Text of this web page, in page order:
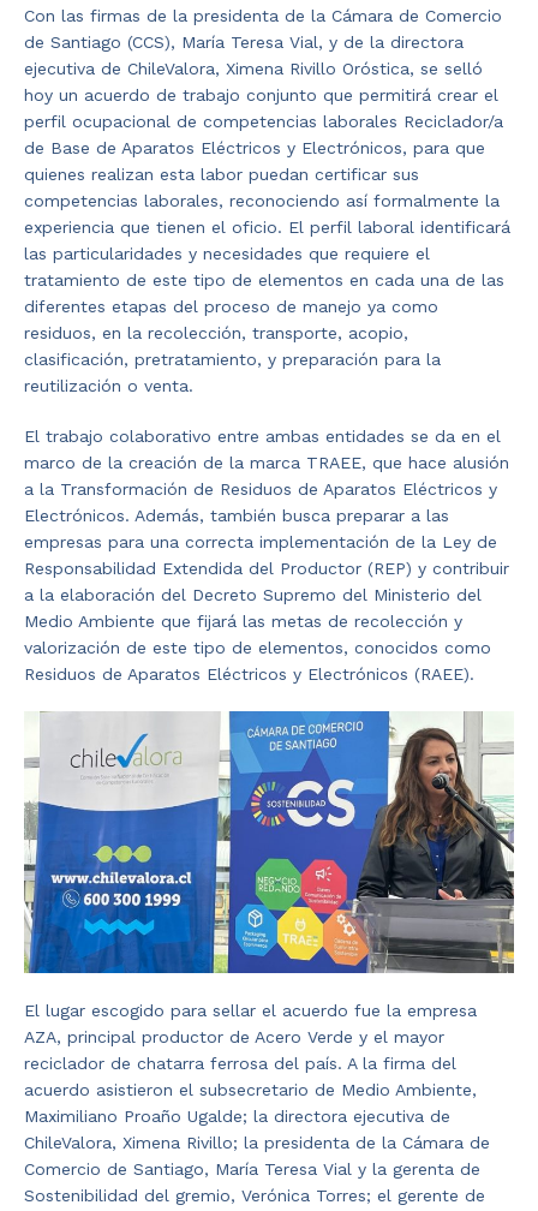
Con las firmas de la presidenta de la Cámara de Comercio
de Santiago (CCS), María Teresa Vial, y de la directora
ejecutiva de ChileValora, Ximena Rivillo Oróstica, se selló
hoy un acuerdo de trabajo conjunto que permitirá crear el
perfil ocupacional de competencias laborales Reciclador/a
de Base de Aparatos Eléctricos y Electrónicos, para que
quienes realizan esta labor puedan certificar sus
competencias laborales, reconociendo así formalmente la
experiencia que tienen el oficio. El perfil laboral identificará
las particularidades y necesidades que requiere el
tratamiento de este tipo de elementos en cada una de las
diferentes etapas del proceso de manejo ya como
residuos, en la recolección, transporte, acopio,
clasificación, pretratamiento, y preparación para la
reutilización o venta.
El trabajo colaborativo entre ambas entidades se da en el
marco de la creación de la marca TRAEE, que hace alusión
a la Transformación de Residuos de Aparatos Eléctricos y
Electrónicos. Además, también busca preparar a las
empresas para una correcta implementación de la Ley de
Responsabilidad Extendida del Productor (REP) y contribuir
a la elaboración del Decreto Supremo del Ministerio del
Medio Ambiente que fijará las metas de recolección y
valorización de este tipo de elementos, conocidos como
Residuos de Aparatos Eléctricos y Electrónicos (RAEE).
El lugar escogido para sellar el acuerdo fue la empresa
AZA, principal productor de Acero Verde y el mayor
reciclador de chatarra ferrosa del país. A la firma del
acuerdo asistieron el subsecretario de Medio Ambiente,
Maximiliano Proaño Ugalde; la directora ejecutiva de
ChileValora, Ximena Rivillo; la presidenta de la Cámara de
Comercio de Santiago, María Teresa Vial y la gerenta de
Sostenibilidad del gremio, Verónica Torres; el gerente de